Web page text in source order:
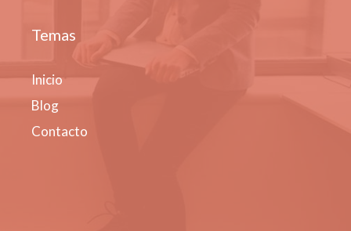
Temas
Inicio
Blog
Contacto